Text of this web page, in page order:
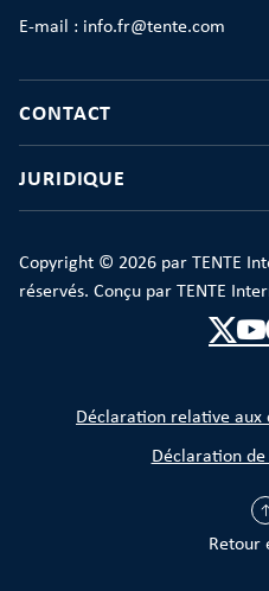
E-mail : info.fr@tente.com
CONTACT
JURIDIQUE
Copyright © 2026 par TENTE
réservés. Conçu par TENTE
Retour
Déclaration relative aux
Déclaration